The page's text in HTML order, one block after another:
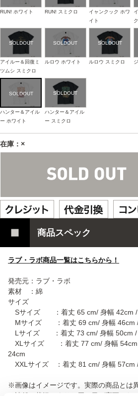
RUN! ホワイト RUN! スミクロ
イャンクック ホワ
イト
アイルー＆回復ミ
ツムシ スミクロ
ルロウ ホワイト ルロウ スミクロ
ハンター＆アイル
ー ホワイト
ハンター＆アイル
ー スミクロ
在庫：×
商品スペック
ラブ・ラボ商品一覧はこちらから！
発売元：ラブ・ラボ
素材 ：綿
サイズ
Sサイズ ：着丈 65 cm/ 身幅 42cm /
Mサイズ ：着丈 69 cm/ 身幅 46cm /
Lサイズ ：着丈 73 cm/ 身幅 50cm /
XLサイズ ：着丈 77 cm/ 身幅 54cm
24cm
XXLサイズ ：着丈 81 cm/ 身幅 57cm
※画像はイメージです。実際の商品とは